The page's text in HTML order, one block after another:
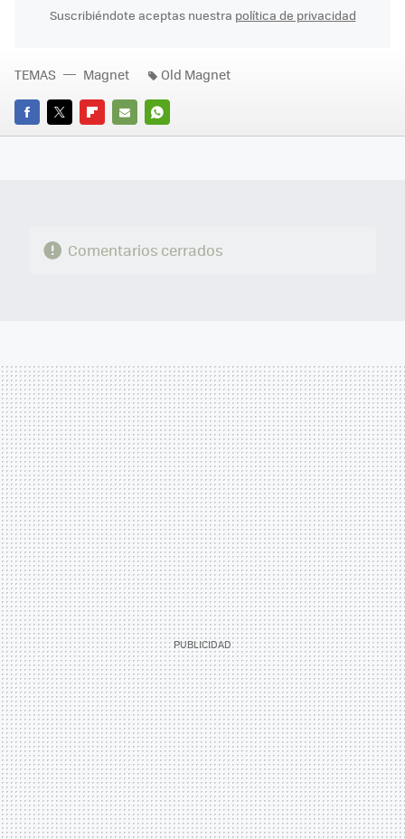
Suscribiéndote aceptas nuestra política de privacidad
FACEBOOK
TWITTERFLIPBOARD
E-
WHATSAPP
TEMAS Magnet Old Magnet
Comentarios cerrados